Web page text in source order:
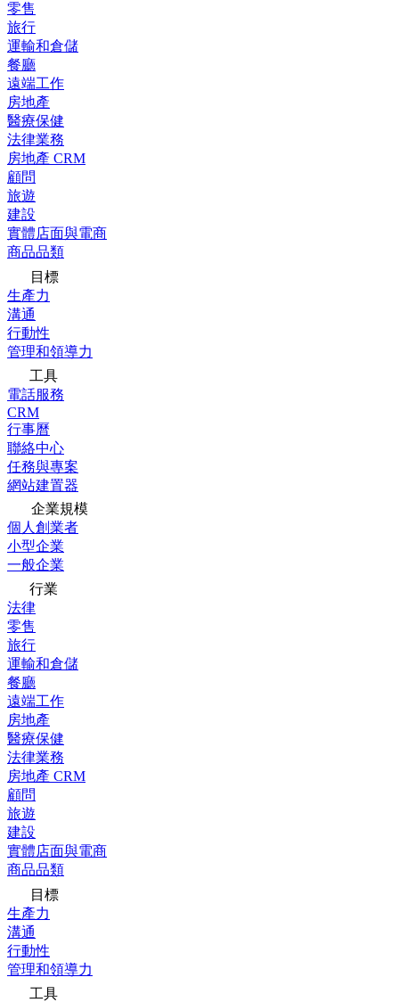
零售
旅行
運輸和倉儲
餐廳
遠端工作
房地產
醫療保健
法律業務
房地產 CRM
顧問
旅遊
建設
實體店面與電商
商品品類
目標
生產力
溝通
行動性
管理和領導力
工具
電話服務
CRM
行事曆
聯絡中心
任務與專案
網站建置器
企業規模
個人創業者
小型企業
一般企業
行業
法律
零售
旅行
運輸和倉儲
餐廳
遠端工作
房地產
醫療保健
法律業務
房地產 CRM
顧問
旅遊
建設
實體店面與電商
商品品類
目標
生產力
溝通
行動性
管理和領導力
工具